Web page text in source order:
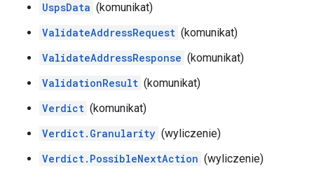
UspsData (komunikat)
ValidateAddressRequest (komunikat)
ValidateAddressResponse (komunikat)
ValidationResult (komunikat)
Verdict (komunikat)
Verdict.Granularity (wyliczenie)
Verdict.PossibleNextAction (wyliczenie)